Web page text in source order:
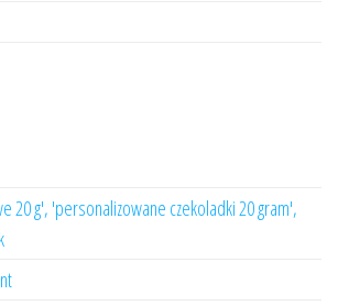
20 g', 'personalizowane czekoladki 20 gram',